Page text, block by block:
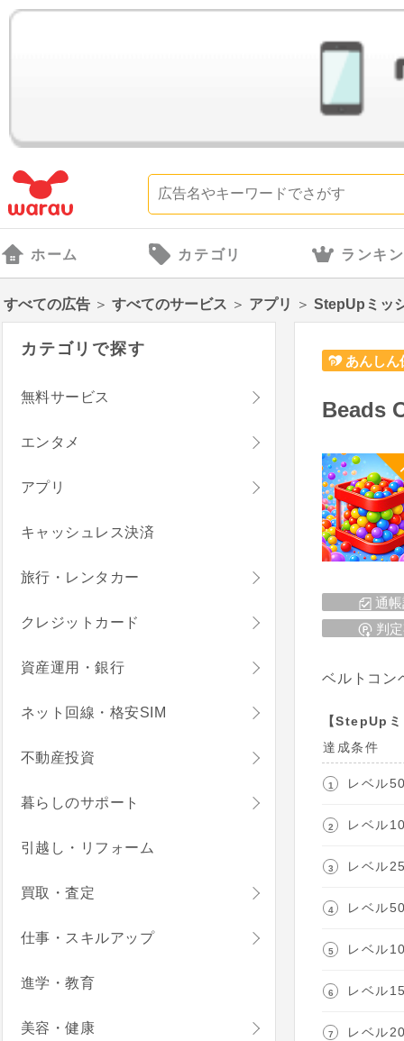
ホーム カテゴリ ランキ
すべての広告 ＞ すべてのサービス ＞ アプリ ＞ StepUpミッ
あんしん
Beads
通
判
ベルトコン
【StepUp
達成条件
レベル
レベル
レベル
レベル
レベル
レベル
レベル
カテゴリで探す
無料サービス
エンタメ
アプリ
キャッシュレス決済
旅行・レンタカー
クレジットカード
資産運用・銀行
ネット回線・格安SIM
不動産投資
暮らしのサポート
引越し・リフォーム
買取・査定
仕事・スキルアップ
進学・教育
美容・健康